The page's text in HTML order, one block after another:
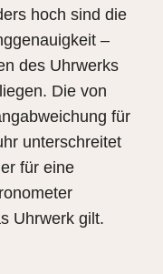
hoch sind die
–
des Uhrwerks
Die von
für
unterschreitet
für eine
Uhrwerk gilt.